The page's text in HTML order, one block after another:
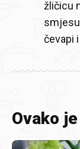
žličicu
čevapi
Ovako